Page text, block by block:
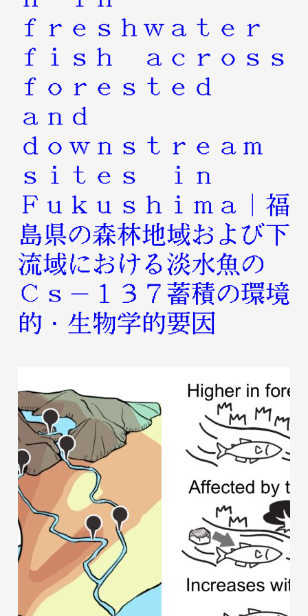
freshwater
fish across
forested
and
downstream
sites in
Fukushima｜福
島県の森林地域および下
流域における淡水魚の
Cs-137蓄積の環境
的・生物学的要因